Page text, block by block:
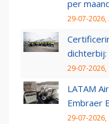
per
29-07-2026,
29-07-2026,
LATAM
Embraer
29-07-2026,